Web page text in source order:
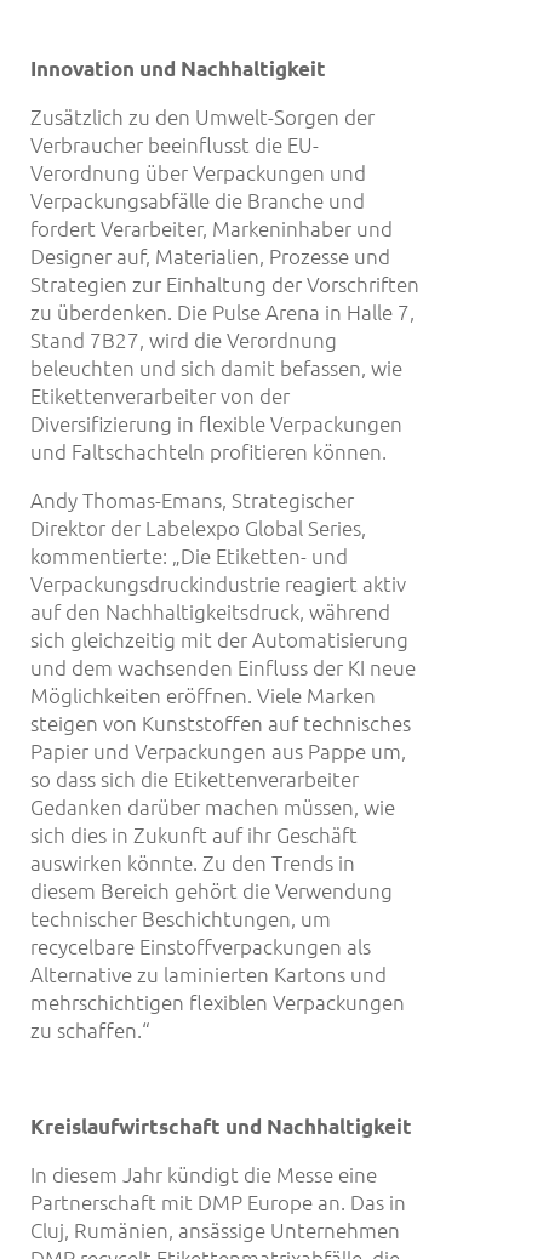
Innovation und Nachhaltigkeit
Zusätzlich zu den Umwelt-Sorgen der
Verbraucher beeinflusst die EU-
Verordnung über Verpackungen und
Verpackungsabfälle die Branche und
fordert Verarbeiter, Markeninhaber und
Designer auf, Materialien, Prozesse und
Strategien zur Einhaltung der Vorschriften
zu überdenken. Die Pulse Arena in Halle 7,
Stand 7B27, wird die Verordnung
beleuchten und sich damit befassen, wie
Etikettenverarbeiter von der
Diversifizierung in flexible Verpackungen
und Faltschachteln profitieren können.
Andy Thomas-Emans, Strategischer
Direktor der Labelexpo Global Series,
kommentierte: „Die Etiketten- und
Verpackungsdruckindustrie reagiert aktiv
auf den Nachhaltigkeitsdruck, während
sich gleichzeitig mit der Automatisierung
und dem wachsenden Einfluss der KI neue
Möglichkeiten eröffnen. Viele Marken
steigen von Kunststoffen auf technisches
Papier und Verpackungen aus Pappe um,
so dass sich die Etikettenverarbeiter
Gedanken darüber machen müssen, wie
sich dies in Zukunft auf ihr Geschäft
auswirken könnte. Zu den Trends in
diesem Bereich gehört die Verwendung
technischer Beschichtungen, um
recycelbare Einstoffverpackungen als
Alternative zu laminierten Kartons und
mehrschichtigen flexiblen Verpackungen
zu schaffen.“
Kreislaufwirtschaft und Nachhaltigkeit
In diesem Jahr kündigt die Messe eine
Partnerschaft mit DMP Europe an. Das in
Cluj, Rumänien, ansässige Unternehmen